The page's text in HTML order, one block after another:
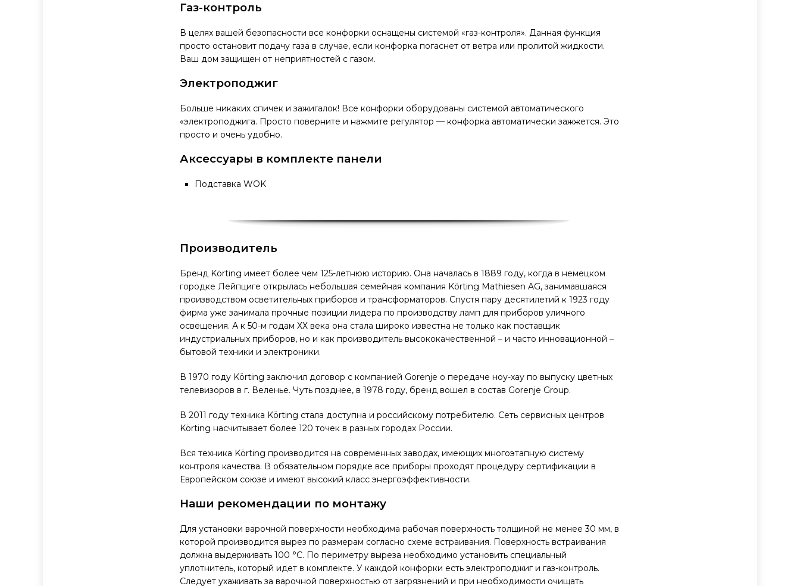
Газ-контроль
В целях вашей безопасности все конфорки оснащены системой «газ-контроля». Данная функция
просто остановит подачу газа в случае, если конфорка погаснет от ветра или пролитой жидкости.
Ваш дом защищен от неприятностей с газом.
Электроподжиг
Больше никаких спичек и зажигалок! Все конфорки оборудованы системой автоматического
«электроподжига. Просто поверните и нажмите регулятор — конфорка автоматически зажжется. Это
просто и очень удобно.
Аксессуары в комплекте панели
Подставка WOK
Производитель
Бренд Körting имеет более чем 125-летнюю историю. Она началась в 1889 году, когда в немецком
городке Лейпциге открылась небольшая семейная компания Körting Mathiesen AG, занимавшаяся
производством осветительных приборов и трансформаторов. Спустя пару десятилетий к 1923 году
фирма уже занимала прочные позиции лидера по производству ламп для приборов уличного
освещения. А к 50-м годам ХХ века она стала широко известна не только как поставщик
индустриальных приборов, но и как производитель высококачественной – и часто инновационной –
бытовой техники и электроники.
В 1970 году Körting заключил договор с компанией Gorenje о передаче ноу-хау по выпуску цветных
телевизоров в г. Веленье. Чуть позднее, в 1978 году, бренд вошел в состав Gorenje Group.
В 2011 году техника Körting стала доступна и российскому потребителю. Сеть сервисных центров
Körting насчитывает более 120 точек в разных городах России.
Вся техника Körting производится на современных заводах, имеющих многоэтапную систему
контроля качества. В обязательном порядке все приборы проходят процедуру сертификации в
Европейском союзе и имеют высокий класс энергоэффективности.
Наши рекомендации по монтажу
Для установки варочной поверхности необходима рабочая поверхность толщиной не менее 30 мм, в
которой производится вырез по размерам согласно схеме встраивания. Поверхность встраивания
должна выдерживать 100 °C. По периметру выреза необходимо установить специальный
уплотнитель, который идет в комплекте. У каждой конфорки есть электроподжиг и газ-контроль.
Следует ухаживать за варочной поверхностью от загрязнений и при необходимости очищать